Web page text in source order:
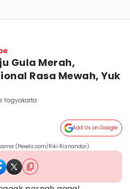
Gula Merah,
Rasa Mewah, Yuk
Yogyakarta
Add Us on Google
(Pexels.com/Riki Risnandar)